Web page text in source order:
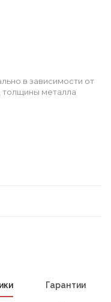
в зависимости от
толщины металла
Гарантии